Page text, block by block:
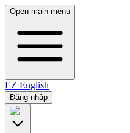
Open main menu
EZ English
Đăng nhập